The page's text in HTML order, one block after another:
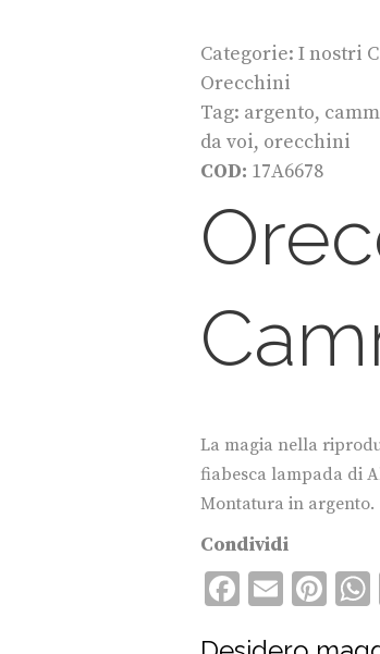
Categorie: I nostri
Orecchini
Tag: argento,
da voi, orecchini
COD: 17A6678
La magia nella
fiabesca lampada di
Montatura in argento.
Condividi
F
E
Pi